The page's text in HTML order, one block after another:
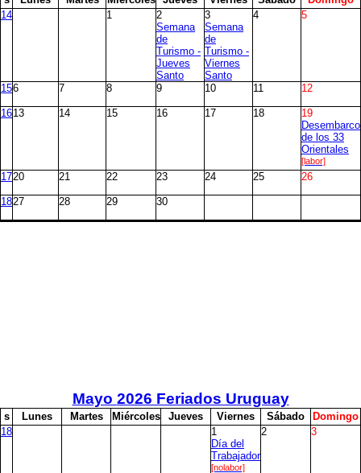
14
1
2
Semana
de
Turismo -
Jueves
Santo
3
Semana
de
Turismo -
Viernes
Santo
4 5
156 7 8 9 10 11 12
1613 14 15 16 17 18
19
Desembarco
de los 33
Orientales
[labor]
1720 21 22 23 24 25 26
1827 28 29 30
Mayo 2026 Feriados Uruguay
s Lunes Martes Miércoles Jueves Viernes Sábado Domingo
18
1
Día del
Trabajador
[nolabor]
2 3